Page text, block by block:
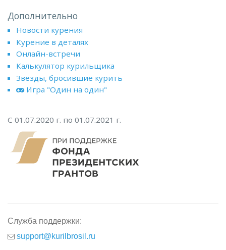
Дополнительно
Новости курения
Курение в деталях
Онлайн-встречи
Калькулятор курильщика
Звёзды, бросившие курить
Игра "Один на один"
С 01.07.2020 г. по 01.07.2021 г.
Служба поддержки:
support@kurilbrosil.ru